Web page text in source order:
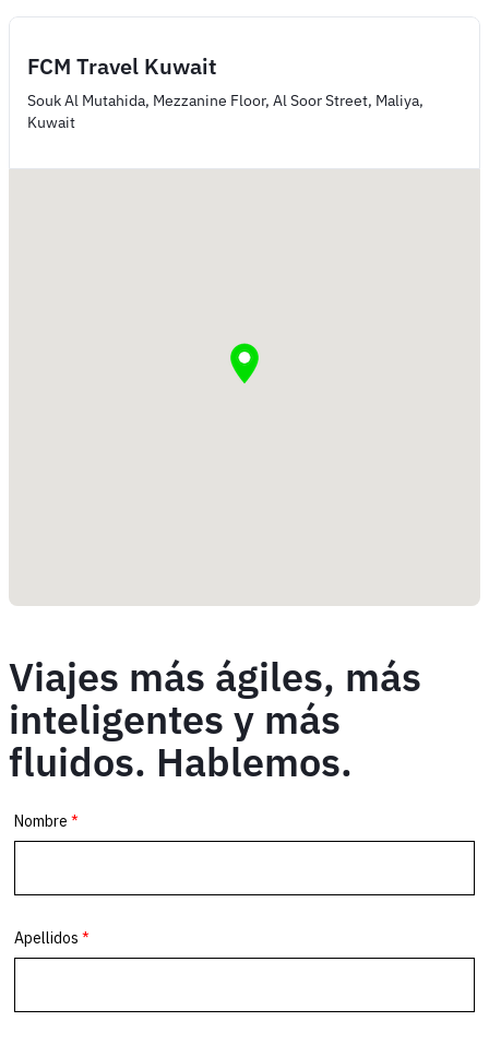
FCM Travel Kuwait
Souk Al Mutahida, Mezzanine Floor, Al Soor Street, Maliya,
Kuwait
Viajes más ágiles, más
inteligentes y más
fluidos. Hablemos.